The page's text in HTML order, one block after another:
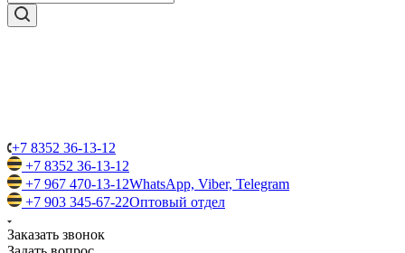
+7 8352 36-13-12
+7 8352 36-13-12
+7 967 470-13-12WhatsApp, Viber, Telegram
+7 903 345-67-22Оптовый отдел
Заказать звонок